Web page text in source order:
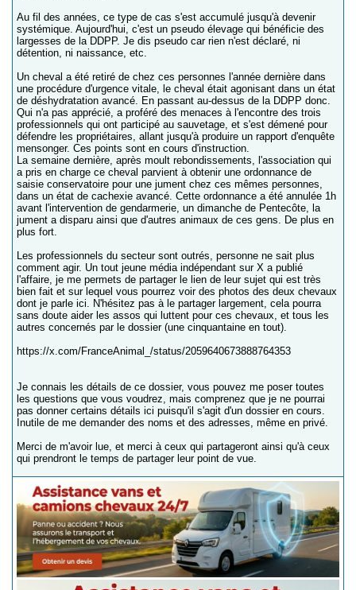
Au fil des années, ce type de cas s'est accumulé jusqu'à devenir
systémique. Aujourd'hui, c'est un pseudo élevage qui bénéficie des
largesses de la DDPP. Je dis pseudo car rien n'est déclaré, ni
détention, ni naissance, etc.
Un cheval a été retiré de chez ces personnes l'année dernière dans
une procédure d'urgence vitale, le cheval était agonisant dans un état
de déshydratation avancé. En passant au-dessus de la DDPP donc.
Qui n'a pas apprécié, a proféré des menaces à l'encontre des trois
professionnels qui ont participé au sauvetage, et s'est démené pour
défendre les propriétaires, allant jusqu'à produire un rapport d'enquête
mensonger. Ces points sont en cours d'instruction.
La semaine dernière, après moult rebondissements, l'association qui
a pris en charge ce cheval parvient à obtenir une ordonnance de
saisie conservatoire pour une jument chez ces mêmes personnes,
dans un état de cachexie avancé. Cette ordonnance a été annulée 1h
avant l'intervention de gendarmerie, un dimanche de Pentecôte, la
jument a disparu ainsi que d'autres animaux de ces gens. De plus en
plus fort.
Les professionnels du secteur sont outrés, personne ne sait plus
comment agir. Un tout jeune média indépendant sur X a publié
l'affaire, je me permets de partager le lien de leur sujet qui est très
bien fait et sur lequel vous pourrez voir des photos des deux chevaux
dont je parle ici. N'hésitez pas à le partager largement, cela pourra
sans doute aider les assos qui luttent pour ces chevaux, et tous les
autres concernés par le dossier (une cinquantaine en tout).
https://x.com/FranceAnimal_/status/2059640673888764353
Je connais les détails de ce dossier, vous pouvez me poser toutes
les questions que vous voudrez, mais comprenez que je ne pourrai
pas donner certains détails ici puisqu'il s'agit d'un dossier en cours.
Inutile de me demander des noms et des adresses, même en privé.
Merci de m'avoir lue, et merci à ceux qui partageront ainsi qu'à ceux
qui prendront le temps de partager leur point de vue.